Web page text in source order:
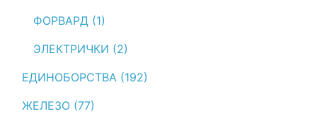
ФОРВАРД (1)
ЭЛЕКТРИЧКИ (2)
ЕДИНОБОРСТВА (192)
ЖЕЛЕЗО (77)